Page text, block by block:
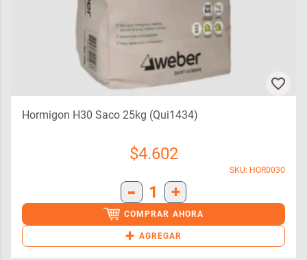
Hormigon H30 Saco 25kg (qui1434)
$4.602
SKU: HOR0030
- 1 +
COMPRAR AHORA
+ AGREGAR